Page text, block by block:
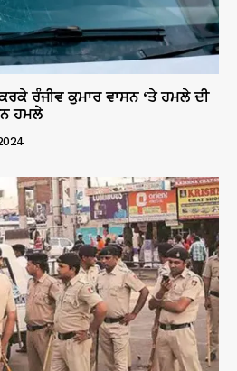
ਰੰਜੀਵ ਕੁਮਾਰ ਵਾਸਨ ‘ਤੇ ਹਮਲੇ ਦੀ
ਹਮਲੇ